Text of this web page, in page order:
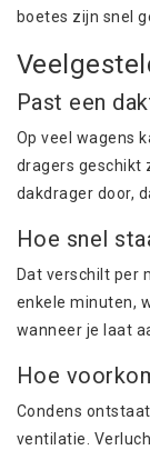
boetes zijn snel
Past een
Op veel wagens
dragers geschikt
dakdrager door,
Hoe snel
Dat verschilt per
enkele minuten,
wanneer je laat
Hoe
Condens
ventilatie.